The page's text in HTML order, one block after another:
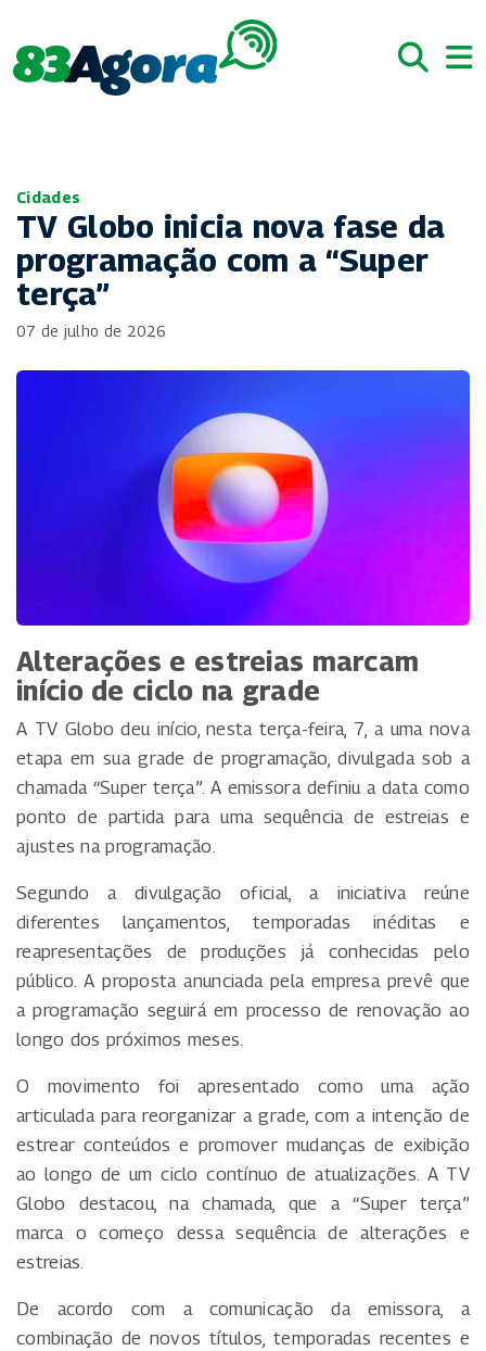
Cidades
TV Globo inicia nova fase da
programação com a “Super
terça”
07 de julho de 2026
Alterações e estreias marcam
início de ciclo na grade
A TV Globo deu início, nesta terça-feira, 7, a uma nova
etapa em sua grade de programação, divulgada sob a
chamada “Super terça”. A emissora definiu a data como
ponto de partida para uma sequência de estreias e
ajustes na programação.
Segundo a divulgação oficial, a iniciativa reúne
diferentes lançamentos, temporadas inéditas e
reapresentações de produções já conhecidas pelo
público. A proposta anunciada pela empresa prevê que
a programação seguirá em processo de renovação ao
longo dos próximos meses.
O movimento foi apresentado como uma ação
articulada para reorganizar a grade, com a intenção de
estrear conteúdos e promover mudanças de exibição
ao longo de um ciclo contínuo de atualizações. A TV
Globo destacou, na chamada, que a “Super terça”
marca o começo dessa sequência de alterações e
estreias.
De acordo com a comunicação da emissora, a
combinação de novos títulos, temporadas recentes e